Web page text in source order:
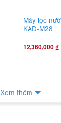
Máy lọc
KAD-M28
12,360,000₫
Xem thêm